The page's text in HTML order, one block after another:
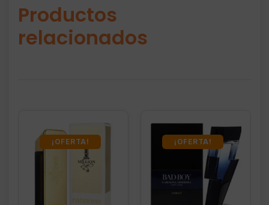
Productos
relacionados
¡OFERTA! ¡OFERTA!